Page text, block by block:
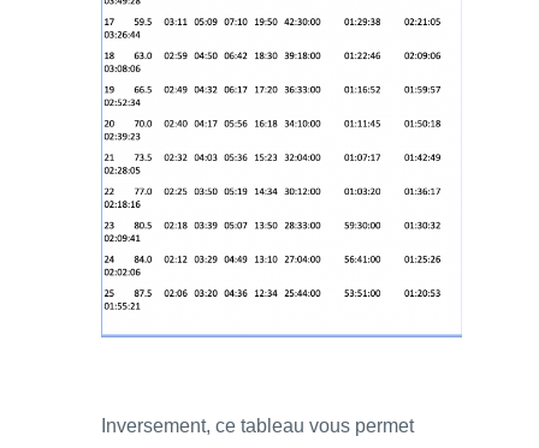
Inversement, ce tableau vous permet